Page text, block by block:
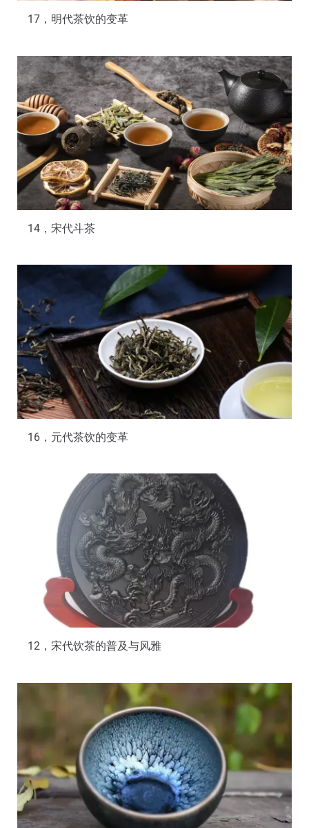
17，明代茶饮的变革
14，宋代斗茶
16，元代茶饮的变革
12，宋代饮茶的普及与风雅